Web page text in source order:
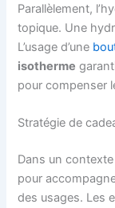
Parallèlement,
topique. Une
L’usage d’une
isotherme
pour compenser
Stratégie de
Dans un
pour
des usages. Les